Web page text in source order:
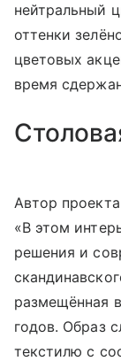
нейтральный
оттенки
цветовых
время
Автор
«В этом
решения и
размещённая
годов. Образ
текстилю с